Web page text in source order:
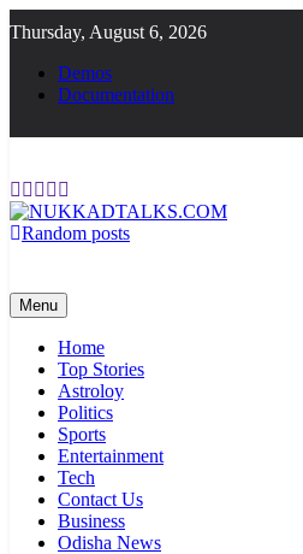
to
content
Thursday, August 6, 2026
Demos
Documentation
Random posts
Menu
Home
Top Stories
Astroloy
Politics
Sports
Entertainment
Tech
Contact Us
Business
Odisha News